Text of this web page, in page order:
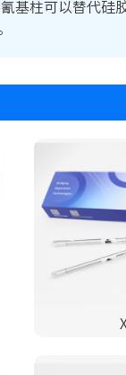
基柱可以替代